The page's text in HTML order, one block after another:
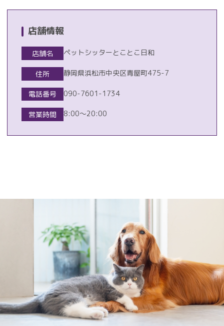
店舗情報
店舗名 ペットシッターとことこ日和
住所 静岡県浜松市中央区青屋町475-7
電話番号 090-7601-1734
営業時間 8:00〜20:00